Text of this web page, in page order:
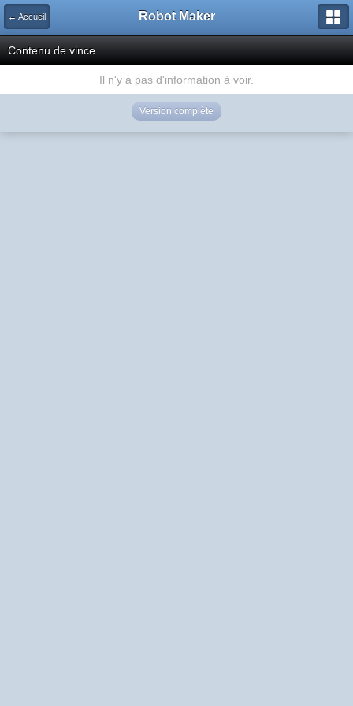
← Accueil Robot Maker
Contenu de vince
Il n'y a pas d'information à voir.
Version complète